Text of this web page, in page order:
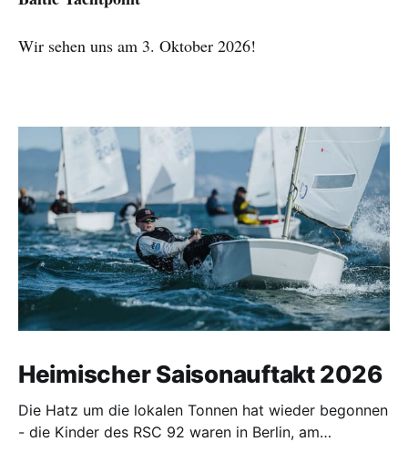
Wir sehen uns am 3. Oktober 2026!
Heimischer Saisonauftakt 2026
Die Hatz um die lokalen Tonnen hat wieder begonnen
- die Kinder des RSC 92 waren in Berlin, am